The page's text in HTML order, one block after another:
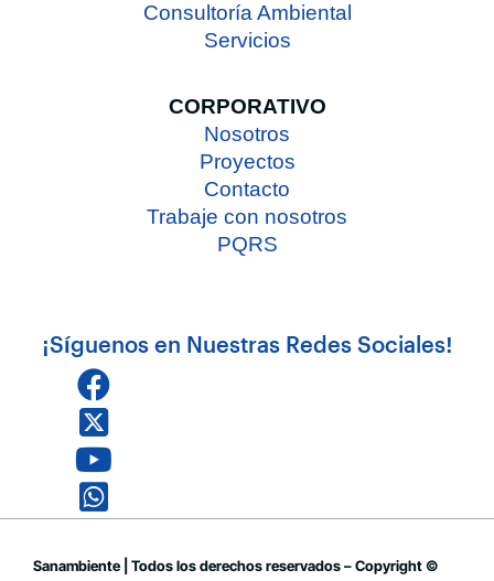
Consultoría Ambiental
Servicios
CORPORATIVO
Nosotros
Proyectos
Contacto
Trabaje con nosotros
PQRS
¡Síguenos en Nuestras Redes Sociales!
Sanambiente | Todos los derechos reservados – Copyright ©